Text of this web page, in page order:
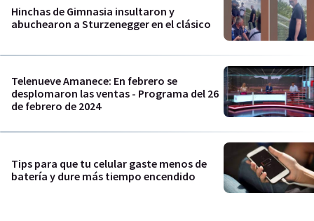
Hinchas de Gimnasia insultaron y
abuchearon a Sturzenegger en el clásico
Telenueve Amanece: En febrero se
desplomaron las ventas - Programa del 26
de febrero de 2024
Tips para que tu celular gaste menos de
batería y dure más tiempo encendido